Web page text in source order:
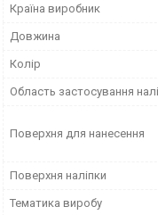
Країна виробник
Довжина
Колір
Область застосування
Поверхня для нанесення
Поверхня наліпки
Тематика виробу